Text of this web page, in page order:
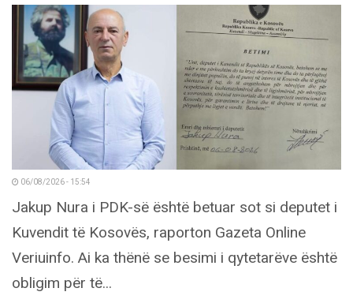
06/08/2026 - 15:54
Jakup Nura i PDK-së është betuar sot si deputet i
Kuvendit të Kosovës, raporton Gazeta Online
Veriuinfo. Ai ka thënë se besimi i qytetarëve është
obligim për të...